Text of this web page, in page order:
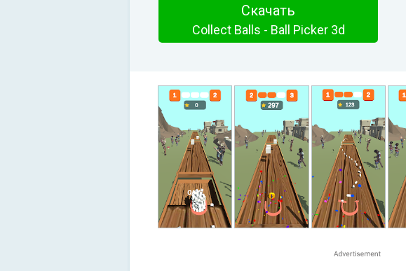
Скачать
Collect Balls - Ball Picker 3d